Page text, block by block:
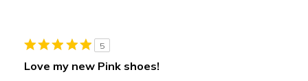
5
Love my new Pink shoes!